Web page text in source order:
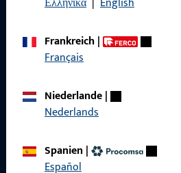
Frankreich|
Français
Niederlande|
Nederlands
Spanien |
Español
Schnelleinstieg